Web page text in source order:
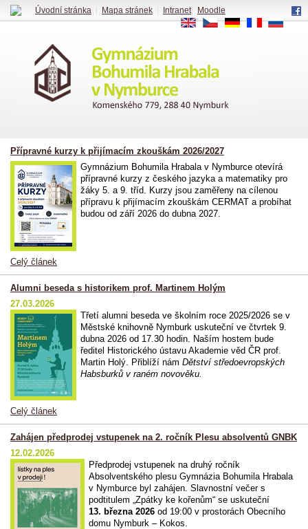
Přípravné kurzy k přijímacím zkouškám 2026/2027
Gymnázium Bohumila Hrabala v Nymburce otevírá
přípravné kurzy z českého jazyka a matematiky pro
žáky 5. a 9. tříd. Kurzy jsou zaměřeny na cílenou
přípravu k přijímacím zkouškám CERMAT a probíhat
budou od září 2026 do dubna 2027.
Celý článek
Alumni beseda s historikem prof. Martinem Holým
27.03.2026
Třetí alumni beseda ve školním roce 2025/2026 se v
Městské knihovně Nymburk uskuteční ve čtvrtek 9.
dubna 2026 od 17.30 hodin. Naším hostem bude
ředitel Historického ústavu Akademie věd ČR prof.
Martin Holý. Přiblíží námDětství středoevropských
Habsburků v raném novověku.
Celý článek
Zahájen předprodej vstupenek na 2. ročník Plesu absolventů GNBK
12.02.2026
Předprodej vstupenek na druhý ročník
Absolventského plesu Gymnázia Bohumila Hrabala
v Nymburce byl zahájen. Slavnostní večer s
podtitulem „Zpátky ke kořenům“ se uskuteční
13. března 2026 od 19:00 v prostorách Obecního
domu Nymburk – Kokos.
Úvodní stránka Mapa stránek Intranet|
Moodle
EN
CS DE FR RU